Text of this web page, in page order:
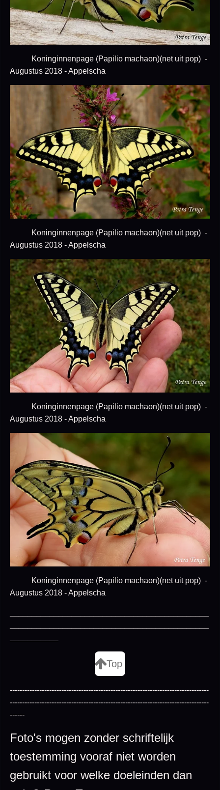
Koninginnenpage (Papilio machaon)(net uit pop) -
Augustus 2018 - Appelscha
Koninginnenpage (Papilio machaon)(net uit pop) -
Augustus 2018 - Appelscha
Koninginnenpage (Papilio machaon)(net uit pop) -
Augustus 2018 - Appelscha
Koninginnenpage (Papilio machaon)(net uit pop) -
Augustus 2018 - Appelscha
Top
---------------------------------------------------------------------------------
---------------------------------------------------------------------------------
------
Foto's mogen zonder schriftelijk
toestemming vooraf niet worden
gebruikt voor welke doeleinden dan